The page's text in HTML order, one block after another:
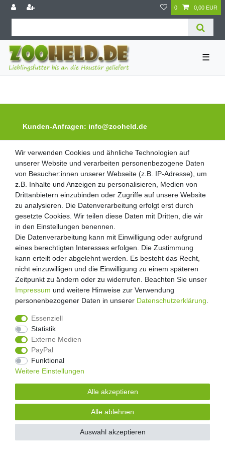
0 0,00 EUR
☰
Kunden-Anfragen: info@zooheld.de
Über uns
Zahlung und Versand
Retouren
Widerrufsrecht
Vertrag widerrufen
Geschäftsbedingungen
Datenschutzerklärung
Kontakt
Impressum
4.8/5
Unsere Artikel sind gelistet auf:
Alle Preise inklusive gesetzlicher Mehrwertsteuer und zuzüglich
Wir verwenden Cookies und ähnliche Technologien auf
unserer Website und verarbeiten personenbezogene Daten
von Besucher:innen unserer Webseite (z.B. IP-Adresse), um
z.B. Inhalte und Anzeigen zu personalisieren, Medien von
Drittanbietern einzubinden oder Zugriffe auf unsere Website
zu analysieren. Die Datenverarbeitung erfolgt erst durch
gesetzte Cookies. Wir teilen diese Daten mit Dritten, die wir
in den Einstellungen benennen.
Die Datenverarbeitung kann mit Einwilligung oder aufgrund
eines berechtigten Interesses erfolgen. Die Zustimmung
kann erteilt oder abgelehnt werden. Es besteht das Recht,
nicht einzuwilligen und die Einwilligung zu einem späteren
Zeitpunkt zu ändern oder zu widerrufen. Beachten Sie unser
Impressum und weitere Hinweise zur Verwendung
personenbezogener Daten in unserer Daten­schutz­erklärung
Essenziell
Statistik
Externe Medien
PayPal
Funktional
Weitere Einstellungen
Alle akzeptieren
Alle ablehnen
Auswahl akzeptieren
Wir verwenden Cookies und ähnliche Technologien auf
unserer Website und verarbeiten personenbezogene Daten
von Besucher:innen unserer Webseite (z.B. IP-Adresse), um
z.B. Inhalte und Anzeigen zu personalisieren, Medien von
Drittanbietern einzubinden oder Zugriffe auf unsere Website
zu analysieren. Die Datenverarbeitung erfolgt erst durch
gesetzte Cookies. Wir teilen diese Daten mit Dritten, die wir
in den Einstellungen benennen.
Die Datenverarbeitung kann mit Einwilligung oder aufgrund
eines berechtigten Interesses erfolgen. Die Zustimmung
kann erteilt oder abgelehnt werden. Es besteht das Recht,
nicht einzuwilligen und die Einwilligung zu einem späteren
Zeitpunkt zu ändern oder zu widerrufen. Beachten Sie unser
Impressum und weitere Hinweise zur Verwendung
personenbezogener Daten in unserer Daten­schutz­erklärung
Essenziell
Statistik
Externe Medien
PayPal
Funktional
Weitere Einstellungen
Alle akzeptieren
Alle ablehnen
Auswahl akzeptieren